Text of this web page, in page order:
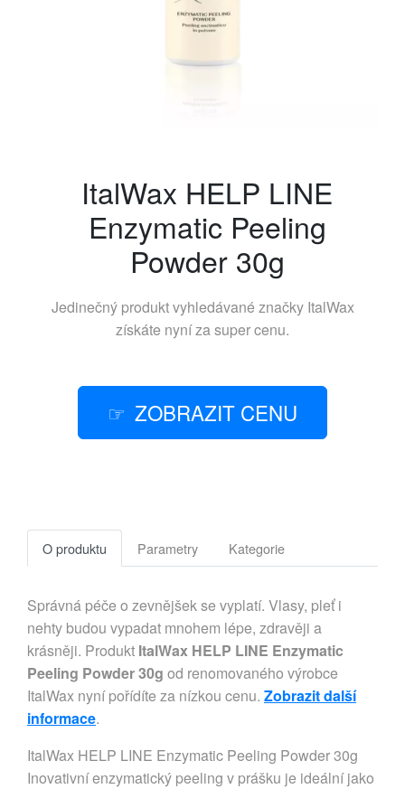
ItalWax HELP LINE
Enzymatic Peeling
Powder 30g
Jedinečný produkt vyhledávané značky ItalWax
získáte nyní za super cenu.
ZOBRAZIT CENU
O produktu Parametry Kategorie
Správná péče o zevnějšek se vyplatí. Vlasy, pleť i
nehty budou vypadat mnohem lépe, zdravěji a
krásněji. Produkt ItalWax HELP LINE Enzymatic
Peeling Powder 30g od renomovaného výrobce
ItalWax nyní pořídíte za nízkou cenu. Zobrazit další
informace.
ItalWax HELP LINE Enzymatic Peeling Powder 30g
Inovativní enzymatický peeling v prášku je ideální jako